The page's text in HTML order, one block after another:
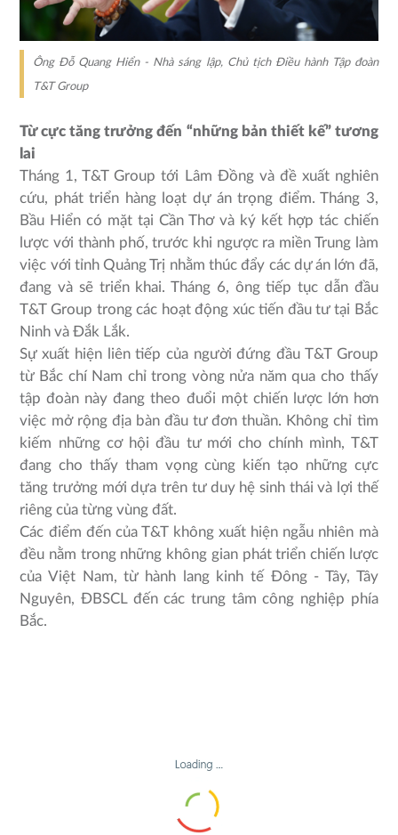
Ông Đỗ Quang Hiển - Nhà sáng lập, Chủ tịch Điều hành Tập đoàn
T&T Group
Từ cực tăng trưởng đến “những bản thiết kế” tương
lai
Tháng 1, T&T Group tới Lâm Đồng và đề xuất nghiên
cứu, phát triển hàng loạt dự án trọng điểm. Tháng 3,
Bầu Hiển có mặt tại Cần Thơ và ký kết hợp tác chiến
lược với thành phố, trước khi ngược ra miền Trung làm
việc với tỉnh Quảng Trị nhằm thúc đẩy các dự án lớn đã,
đang và sẽ triển khai. Tháng 6, ông tiếp tục dẫn đầu
T&T Group trong các hoạt động xúc tiến đầu tư tại Bắc
Ninh và Đắk Lắk.
Sự xuất hiện liên tiếp của người đứng đầu T&T Group
từ Bắc chí Nam chỉ trong vòng nửa năm qua cho thấy
tập đoàn này đang theo đuổi một chiến lược lớn hơn
việc mở rộng địa bàn đầu tư đơn thuần. Không chỉ tìm
kiếm những cơ hội đầu tư mới cho chính mình, T&T
đang cho thấy tham vọng cùng kiến tạo những cực
tăng trưởng mới dựa trên tư duy hệ sinh thái và lợi thế
riêng của từng vùng đất.
Các điểm đến của T&T không xuất hiện ngẫu nhiên mà
đều nằm trong những không gian phát triển chiến lược
của Việt Nam, từ hành lang kinh tế Đông - Tây, Tây
Nguyên, ĐBSCL đến các trung tâm công nghiệp phía
Bắc.